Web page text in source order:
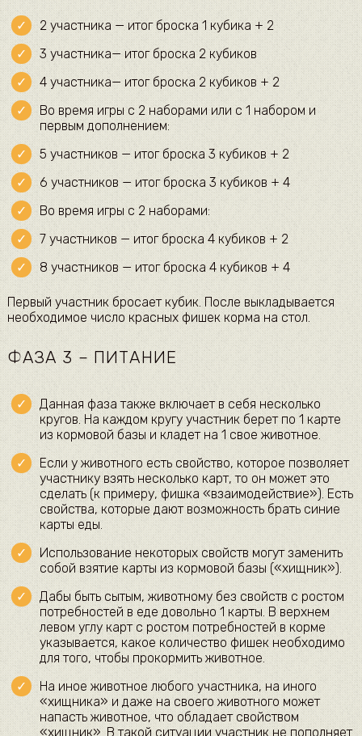
2 участника — итог броска 1 кубика + 2
3 участника— итог броска 2 кубиков
4 участника— итог броска 2 кубиков + 2
Во время игры с 2 наборами или с 1 набором и
первым дополнением:
5 участников — итог броска 3 кубиков + 2
6 участников — итог броска 3 кубиков + 4
Во время игры с 2 наборами:
7 участников — итог броска 4 кубиков + 2
8 участников — итог броска 4 кубиков + 4
Первый участник бросает кубик. После выкладывается
необходимое число красных фишек корма на стол.
ФАЗА 3 – ПИТАНИЕ
Данная фаза также включает в себя несколько
кругов. На каждом кругу участник берет по 1 карте
из кормовой базы и кладет на 1 свое животное.
Если у животного есть свойство, которое позволяет
участнику взять несколько карт, то он может это
сделать (к примеру, фишка «взаимодействие»). Есть
свойства, которые дают возможность брать синие
карты еды.
Использование некоторых свойств могут заменить
собой взятие карты из кормовой базы («хищник»).
Дабы быть сытым, животному без свойств с ростом
потребностей в еде довольно 1 карты. В верхнем
левом углу карт с ростом потребностей в корме
указывается, какое количество фишек необходимо
для того, чтобы прокормить животное.
На иное животное любого участника, на иного
«хищника» и даже на своего животного может
напасть животное, что обладает свойством
«хищник». В такой ситуации участник не пополняет